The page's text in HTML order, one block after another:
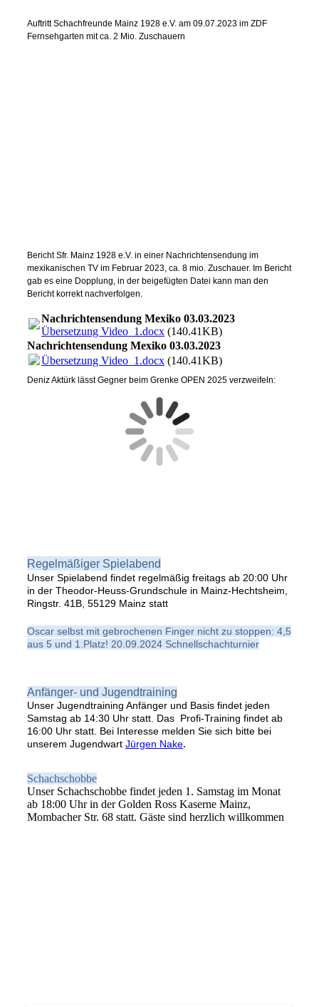
Auftritt Schachfreunde Mainz 1928 e.V. am 09.07.2023 im ZDF
Fernsehgarten mit ca. 2 Mio. Zuschauern
Bericht Sfr. Mainz 1928 e.V. in einer Nachrichtensendung im
mexikanischen TV im Februar 2023, ca. 8 mio. Zuschauer. Im Bericht
gab es eine Dopplung, in der beigefügten Datei kann man den
Bericht korrekt nachverfolgen.
Nachrichtensendung Mexiko 03.03.2023
Übersetzung Video_1.docx(140.41KB)
Nachrichtensendung Mexiko 03.03.2023
Übersetzung Video_1.docx(140.41KB)
Deniz Aktürk lässt Gegner beim Grenke OPEN 2025 verzweifeln:
Regelmäßiger Spielabend
Unser Spielabend findet regelmäßig freitags ab 20:00 Uhr
in der Theodor-Heuss-Grundschule in Mainz-Hechtsheim,
Ringstr. 41B, 55129 Mainz statt
Oscar selbst mit gebrochenen Finger nicht zu stoppen: 4,5
aus 5 und 1.Platz! 20.09.2024 Schnellschachturnier
Anfänger- und Jugendtraining
Unser Jugendtraining Anfänger und Basis findet jeden
Samstag ab 14:30 Uhr statt. Das Profi-Training findet ab
16:00 Uhr statt. Bei Interesse melden Sie sich bitte bei
unserem Jugendwart Jürgen Nake.
Schachschobbe
Unser Schachschobbe findet jeden 1. Samstag im Monat
ab 18:00 Uhr in der Golden Ross Kaserne Mainz,
Mombacher Str. 68 statt. Gäste sind herzlich willkommen